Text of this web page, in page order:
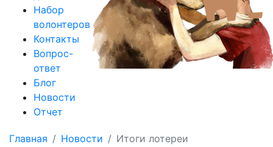
Набор
волонтеров
Контакты
Вопрос-
ответ
Блог
Новости
Отчет
Главная Новости Итоги лотереи